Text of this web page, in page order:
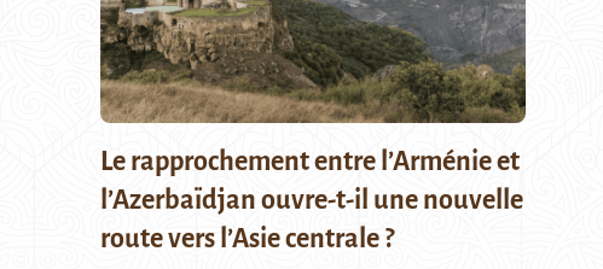
Le rapprochement entre l’Arménie et
l’Azerbaïdjan ouvre-t-il une nouvelle
route vers l’Asie centrale ?